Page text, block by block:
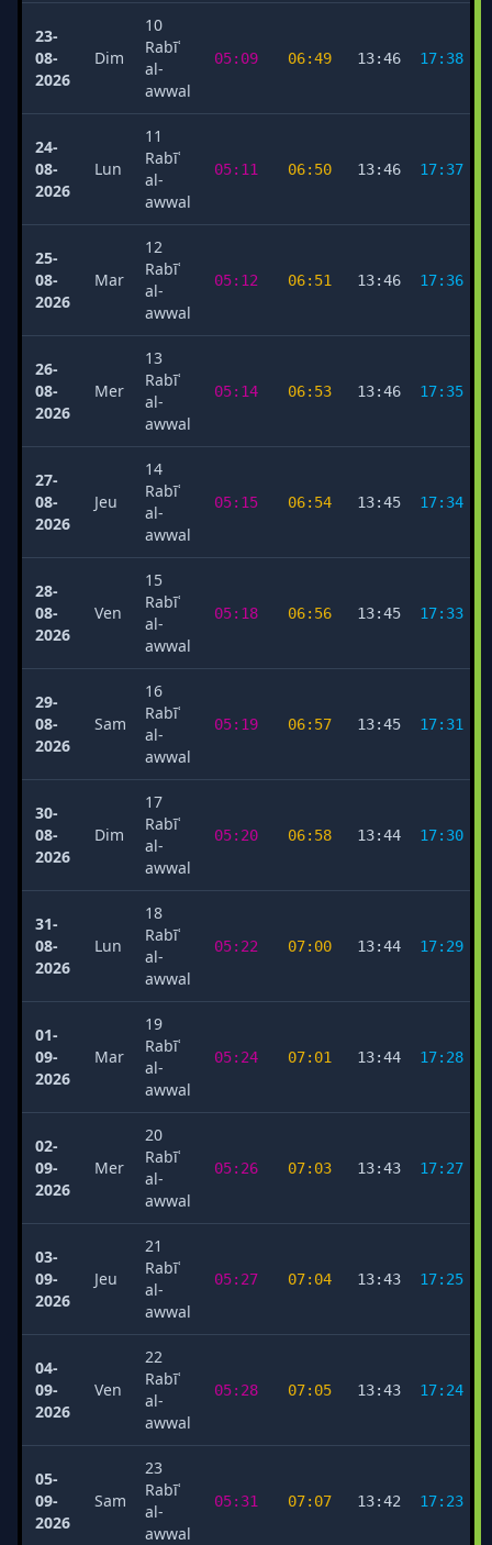
23-
08-
2026
Dim
10
Rabīʿ
al-
awwal
05:09 06:49 13:46 17:38
24-
08-
2026
Lun
11
Rabīʿ
al-
awwal
05:11 06:50 13:46 17:37
25-
08-
2026
Mar
12
Rabīʿ
al-
awwal
05:12 06:51 13:46 17:36
26-
08-
2026
Mer
13
Rabīʿ
al-
awwal
05:14 06:53 13:46 17:35
27-
08-
2026
Jeu
14
Rabīʿ
al-
awwal
05:15 06:54 13:45 17:34
28-
08-
2026
Ven
15
Rabīʿ
al-
awwal
05:18 06:56 13:45 17:33
29-
08-
2026
Sam
16
Rabīʿ
al-
awwal
05:19 06:57 13:45 17:31
30-
08-
2026
Dim
17
Rabīʿ
al-
awwal
05:20 06:58 13:44 17:30
31-
08-
2026
Lun
18
Rabīʿ
al-
awwal
05:22 07:00 13:44 17:29
01-
09-
2026
Mar
19
Rabīʿ
al-
awwal
05:24 07:01 13:44 17:28
02-
09-
2026
Mer
20
Rabīʿ
al-
awwal
05:26 07:03 13:43 17:27
03-
09-
2026
Jeu
21
Rabīʿ
al-
awwal
05:27 07:04 13:43 17:25
04-
09-
2026
Ven
22
Rabīʿ
al-
awwal
05:28 07:05 13:43 17:24
05-
09-
2026
Sam
23
Rabīʿ
al-
awwal
05:31 07:07 13:42 17:23